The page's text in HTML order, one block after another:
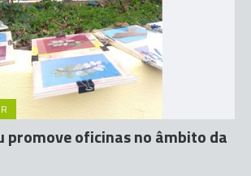
promove oficinas no âmbito da